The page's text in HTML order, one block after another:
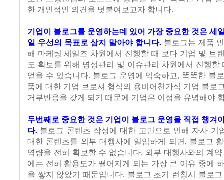
한 개인적인 의견을 덧붙여보고자 합니다.
기업이 블로그를 운영하는데 있어 가장 중요한 것은 세
일 우선의 목표로 삼지 말아야 합니다. 블로그는 제품
해 마케팅 세일즈 차원에서 진행할 때 보다 기업 및 브
도 확보를 위해 명성관리 및 이슈관리 차원에서 진행할
얻을 수 있습니다. 블로그 운영에 익숙하고, 똑똑한 블
품에 대한 기업 브로셔 형식의 용비어천가식 기업 블로
거부반응을 갖게 되기 때문에 기업은 이점을 유념해야
두번째로 중요한 것은 기업이 블로그 운영을 직접 챙겨
다. 블로그 콘텐츠 작성에 대한 고민으로 인해 자사 기
대한 콘텐츠를 외부 대행사에 일임하게 되면, 블로그
역량을 전혀 확보할 수 없습니다. 외부 대행사와의 계
에는 전혀 활용도가 떨어지게 되는 가장 큰 이유 중에
을 쌓지 않았기 때문입니다. 블로그 초기 런칭시 블로